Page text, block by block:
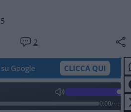
2
Google CLICCA QUI
0:00/--:--